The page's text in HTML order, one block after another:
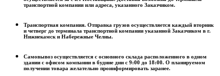
транспортной компании или адреса, указанного Заказчиком.
Транспортная компания. Отправка грузов осуществляется каждый вторник
и четверг до терминала транспортной компании указанной Заказчиком в г.
Нижнекамск и Набережные Челны.
Самовывоз осуществляется с основного склада расположенного в одном
здании с офисом компании в будние дни с 9:00 до 18:00. О планируемом
получении товара желательно проинформировать заранее.